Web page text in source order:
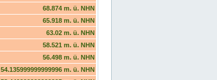
68.874 m. ü. NHN
65.918 m. ü. NHN
63.02 m. ü. NHN
58.521 m. ü. NHN
56.498 m. ü. NHN
54.135999999999996 m. ü. NHN